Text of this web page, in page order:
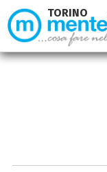
TORINO